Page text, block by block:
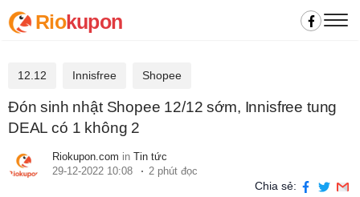
Riokupon
12.12 Innisfree Shopee
Đón sinh nhật Shopee 12/12 sớm, Innisfree tung
DEAL có 1 không 2
Riokupon.com in Tin tức
29-12-2022 10:08
2 phút đọc
Chia sẻ: